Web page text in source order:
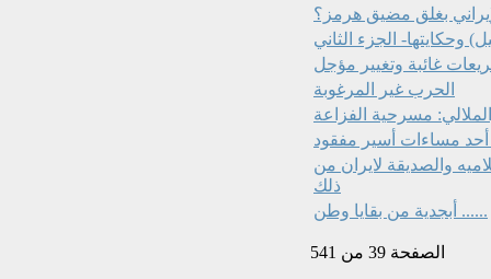
بغلق مضيق هرمز؟
وحكايتها- الجزء الثاني
غائبة وتغيير مؤجل
الحرب غير المرغوبة
مسرحية الفزاعة
أحد مساءات أسير مفقود
والصديقة لايران من
ذلك
أبجدية من بقايا وطن ......
الصفحة 39 من 541